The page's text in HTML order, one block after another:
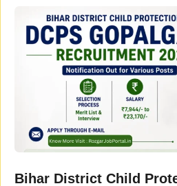
Bihar District Child